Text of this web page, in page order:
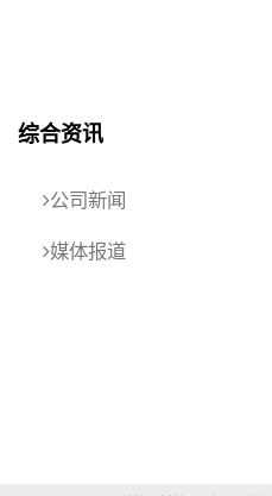
综合资讯
公司新闻
媒体报道